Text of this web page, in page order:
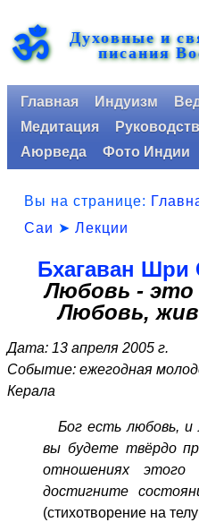
ॐ Духовные и
писания
Главная Индуизм
Медитация
Аюрведа
Фото Индии
Вы на странице:
Саи ➤ Лекции
Бхагаван Шри
Любовь - это
Любовь,
Дата: 13 апреля 2005 г.
Событие: ежегодная
Керала
Бог есть любовь, и
вы будете твёрдо
отношениях этого
достигните
(стихотворение на